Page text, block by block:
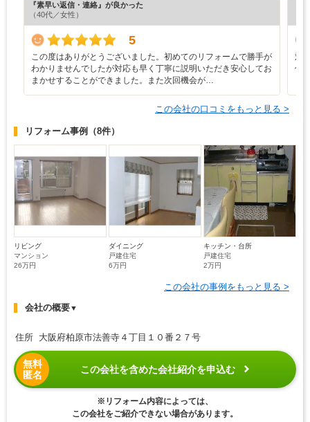
『素早い返信・連絡』が良かった
（40代／女性）
5
この度はありがとうございました。初めてのリフォームで勝手が
わかりませんでしたが対応も早く丁寧に説明いただき安心してお
まかせすることができました。また次回機会が…
対
仕
この会社の口コミをもっと見る >
リフォーム事例 （8件）
リビング
マンション
26万円
ダイニング
戸建住宅
6万円
キッチン・台所
戸建住宅
2万円
この会社の事例をもっと見る >
会社の概要▼
住所 大阪府柏原市法善寺４丁目１０番２７号
無料
匿名
この会社を含めた会社紹介を申込む
※リフォーム内容によっては、
この会社をご紹介できない場合があります。